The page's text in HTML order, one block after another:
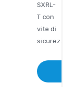
SXRL-
T con
vite di
sicurez..